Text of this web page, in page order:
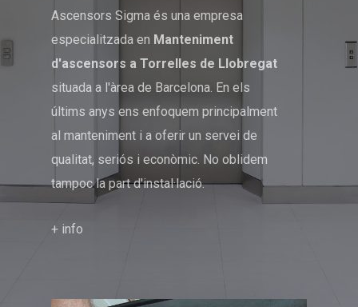
Ascensors Sigma és una empresa
especialitzada en Manteniment
d'ascensors a Torrelles de Llobregat
situada a l'àrea de Barcelona. En els
últims anys ens enfoquem principalment
al manteniment i a oferir un servei de
qualitat, seriós i econòmic. No oblidem
tampoc la part d'instal·lació.
+ info